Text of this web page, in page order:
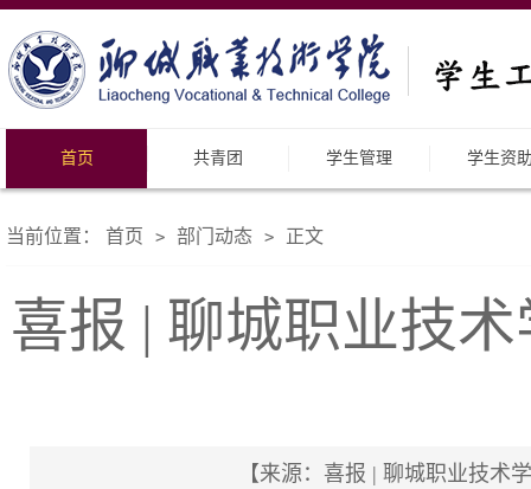
首页 共青团 学生管理 学生资
当前位置： 首页 > 部门动态 > 正文
喜报 | 聊城职业技
【来源：喜报 | 聊城职业技术